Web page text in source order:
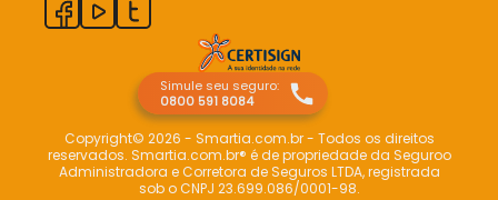
Simule seu seguro:
0800 591 8084
Copyright© 2026 - Smartia.com.br - Todos os direitos
reservados. Smartia.com.br® é de propriedade da Seguroo
Administradora e Corretora de Seguros LTDA, registrada
sob o CNPJ 23.699.086/0001-98.